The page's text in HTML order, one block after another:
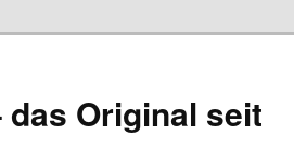
Original seit